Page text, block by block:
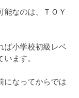
能なのは、ＴＯＹ
ば小学校初級レベ
ます。
になってからでは